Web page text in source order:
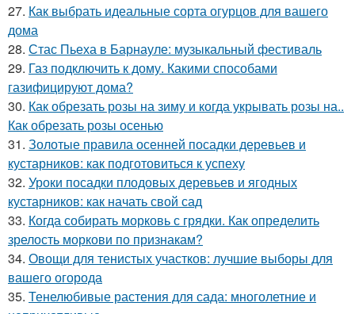
27. Как выбрать идеальные сорта огурцов для вашего
дома
28. Стас Пьеха в Барнауле: музыкальный фестиваль
29. Газ подключить к дому. Какими способами
газифицируют дома?
30. Как обрезать розы на зиму и когда укрывать розы на..
Как обрезать розы осенью
31. Золотые правила осенней посадки деревьев и
кустарников: как подготовиться к успеху
32. Уроки посадки плодовых деревьев и ягодных
кустарников: как начать свой сад
33. Когда собирать морковь с грядки. Как определить
зрелость моркови по признакам?
34. Овощи для тенистых участков: лучшие выборы для
вашего огорода
35. Тенелюбивые растения для сада: многолетние и